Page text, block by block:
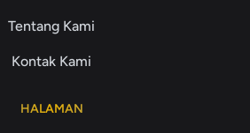
Tentang Kami
Kontak Kami
HALAMAN